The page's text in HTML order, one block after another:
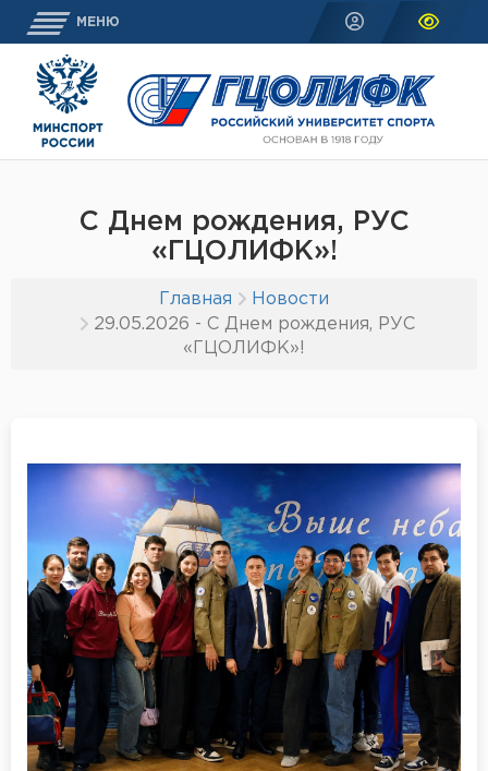
МЕНЮ
С Днем рождения, РУС
«ГЦОЛИФК»!
Главная
Новости
29.05.2026 - С Днем рождения, РУС
«ГЦОЛИФК»!